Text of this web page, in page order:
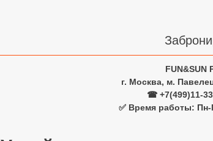
FUN&SUN
г. Москва, м.
☎ +7(499)11-
✅ Время работы: Пн-